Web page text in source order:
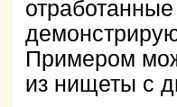
Примером
из нищеты с